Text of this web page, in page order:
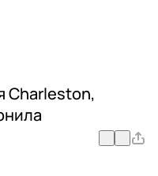
Charleston,